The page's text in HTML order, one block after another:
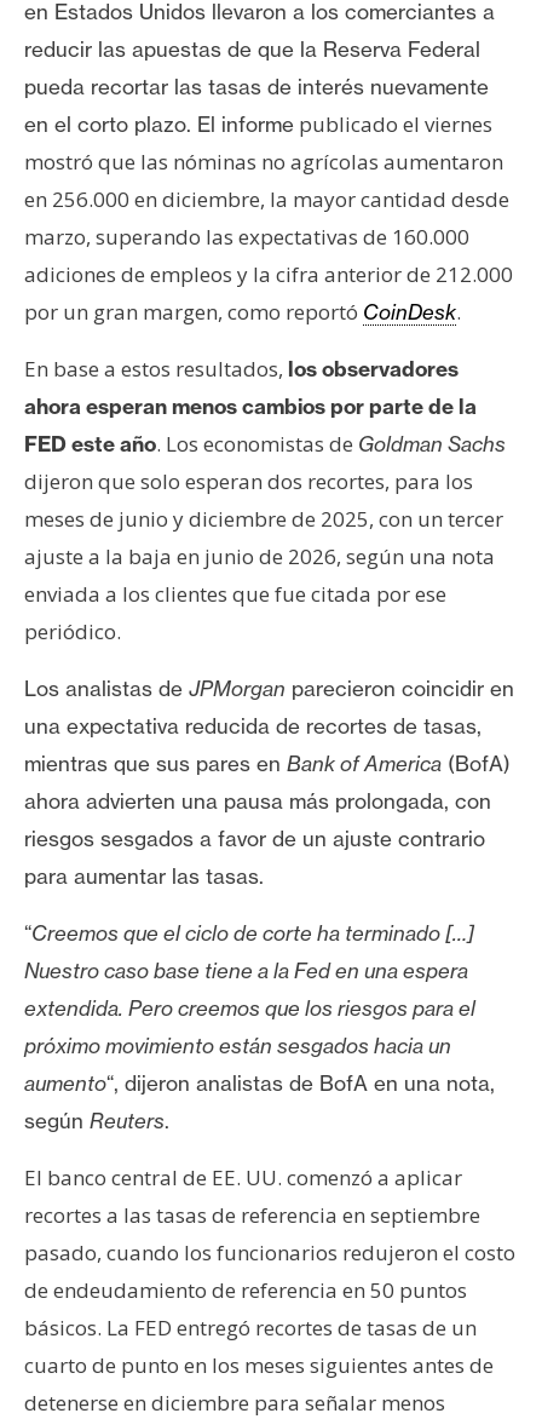
en Estados Unidos llevaron a los comerciantes a
reducir las apuestas de que la Reserva Federal
pueda recortar las tasas de interés nuevamente
en el corto plazo. El informe publicado el viernes
mostró que las nóminas no agrícolas aumentaron
en 256.000 en diciembre, la mayor cantidad desde
marzo, superando las expectativas de 160.000
adiciones de empleos y la cifra anterior de 212.000
por un gran margen, como reportó CoinDesk.
En base a estos resultados, los observadores
ahora esperan menos cambios por parte de la
FED este año. Los economistas de Goldman Sachs
dijeron que solo esperan dos recortes, para los
meses de junio y diciembre de 2025, con un tercer
ajuste a la baja en junio de 2026, según una nota
enviada a los clientes que fue citada por ese
periódico.
Los analistas de JPMorgan parecieron coincidir en
una expectativa reducida de recortes de tasas,
mientras que sus pares en Bank of America (BofA)
ahora advierten una pausa más prolongada, con
riesgos sesgados a favor de un ajuste contrario
para aumentar las tasas.
“Creemos que el ciclo de corte ha terminado […]
Nuestro caso base tiene a la Fed en una espera
extendida. Pero creemos que los riesgos para el
próximo movimiento están sesgados hacia un
aumento“, dijeron analistas de BofA en una nota,
según Reuters.
El banco central de EE. UU. comenzó a aplicar
recortes a las tasas de referencia en septiembre
pasado, cuando los funcionarios redujeron el costo
de endeudamiento de referencia en 50 puntos
básicos. La FED entregó recortes de tasas de un
cuarto de punto en los meses siguientes antes de
detenerse en diciembre para señalar menos